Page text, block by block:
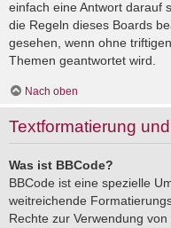
einfach eine Antwort darauf
die Regeln dieses Boards
gesehen, wenn ohne
Themen geantwortet wird.
Nach oben
Textformatierung
Was ist BBCode?
BBCode ist eine spezielle
weitreichende
Rechte zur Verwendung